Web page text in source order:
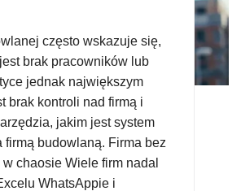
często wskazuje się,
brak pracowników lub
jednak największym
brak kontroli nad firmą i
jakim jest system
firmą budowlaną. Firma bez
w chaosie Wiele firm nadal
WhatsAppie i